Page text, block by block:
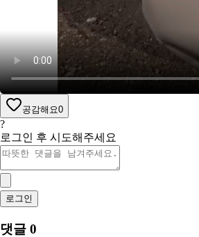
공감해요0
?
로그인 후 시도해주세요
로그인
댓글 0